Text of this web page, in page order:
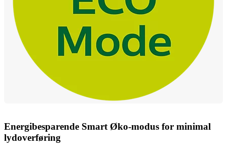
Energibesparende Smart Øko-modus for minimal
lydoverføring